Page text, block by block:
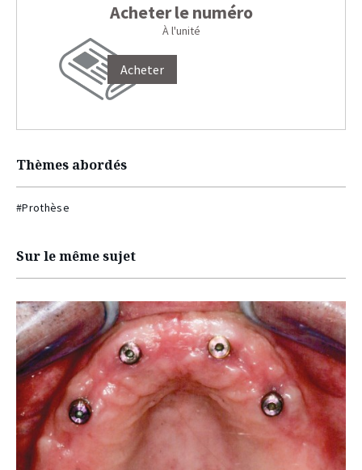
Acheter le numéro
À l'unité
Acheter
Thèmes abordés
#Prothèse
Sur le même sujet